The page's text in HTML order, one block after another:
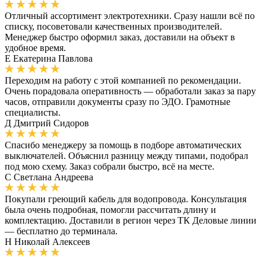
Отличный ассортимент электротехники. Сразу нашли всё по
списку, посоветовали качественных производителей.
Менеджер быстро оформил заказ, доставили на объект в
удобное время.
Е Екатерина Павлова
Переходим на работу с этой компанией по рекомендации.
Очень порадовала оперативность — обработали заказ за пару
часов, отправили документы сразу по ЭДО. Грамотные
специалисты.
Д Дмитрий Сидоров
Спасибо менеджеру за помощь в подборе автоматических
выключателей. Объяснил разницу между типами, подобрал
под мою схему. Заказ собрали быстро, всё на месте.
С Светлана Андреева
Покупали греющий кабель для водопровода. Консультация
была очень подробная, помогли рассчитать длину и
комплектацию. Доставили в регион через ТК Деловые линии
— бесплатно до терминала.
Н Николай Алексеев